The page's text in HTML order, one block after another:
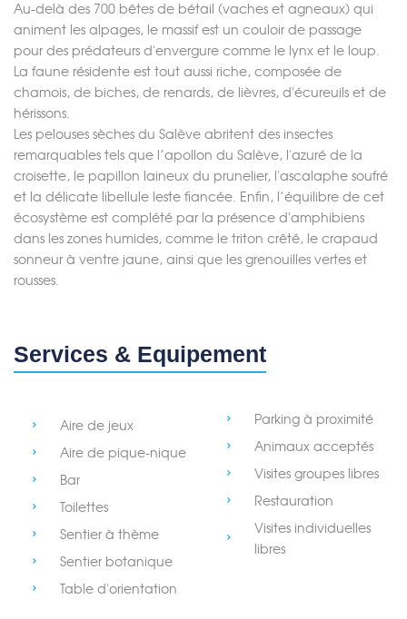
Au-delà des 700 bêtes de bétail (vaches et agneaux) qui
animent les alpages, le massif est un couloir de passage
pour des prédateurs d'envergure comme le lynx et le loup.
La faune résidente est tout aussi riche, composée de
chamois, de biches, de renards, de lièvres, d'écureuils et de
hérissons.
Les pelouses sèches du Salève abritent des insectes
remarquables tels que l’apollon du Salève, l'azuré de la
croisette, le papillon laineux du prunelier, l'ascalaphe soufré
et la délicate libellule leste fiancée. Enfin, l’équilibre de cet
écosystème est complété par la présence d'amphibiens
dans les zones humides, comme le triton crêté, le crapaud
sonneur à ventre jaune, ainsi que les grenouilles vertes et
rousses.
Services & Equipement
Aire de jeux
Aire de pique-nique
Bar
Toilettes
Sentier à thème
Sentier botanique
Table d'orientation
Parking à proximité
Animaux acceptés
Visites groupes libres
Restauration
Visites individuelles
libres
Merci de patienter...